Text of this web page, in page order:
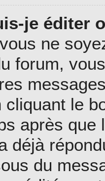
je éditer
ne
forum,
cliquant le
après
déjà
du